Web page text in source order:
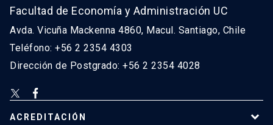
Facultad de Economía y Administración UC
Avda. Vicuña Mackenna 4860, Macul. Santiago, Chile
Teléfono: +56 2 2354 4303
Dirección de Postgrado: +56 2 2354 4028
ACREDITACIÓN